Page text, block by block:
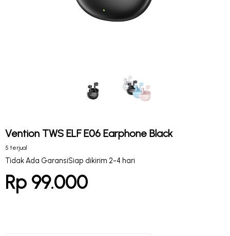
Vention TWS ELF E06 Earphone Black
5 terjual
Tidak Ada GaransiSiap dikirim 2-4 hari
Rp 99.000